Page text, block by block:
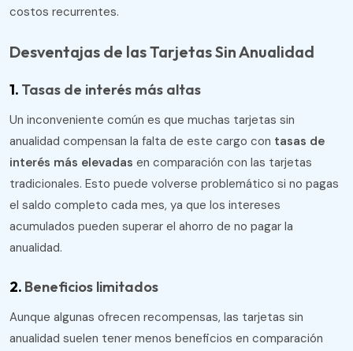
costos recurrentes.
Desventajas de las Tarjetas Sin Anualidad
1. Tasas de interés más altas
Un inconveniente común es que muchas tarjetas sin
anualidad compensan la falta de este cargo con tasas de
interés más elevadas en comparación con las tarjetas
tradicionales. Esto puede volverse problemático si no pagas
el saldo completo cada mes, ya que los intereses
acumulados pueden superar el ahorro de no pagar la
anualidad.
2. Beneficios limitados
Aunque algunas ofrecen recompensas, las tarjetas sin
anualidad suelen tener menos beneficios en comparación